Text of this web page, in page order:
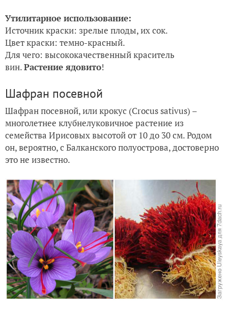
Утилитарное использование:
Источник краски: зрелые плоды, их сок.
Цвет краски: темно-красный.
Для чего: высококачественный краситель
вин.Растение ядовито!
Шафран посевной
Шафран посевной, или крокус (Crocus sativus) –
многолетнее клубнелуковичное растение из
семейства Ирисовых высотой от 10 до 30 см. Родом
он, вероятно, с Балканского полуострова, достоверно
это не известно.